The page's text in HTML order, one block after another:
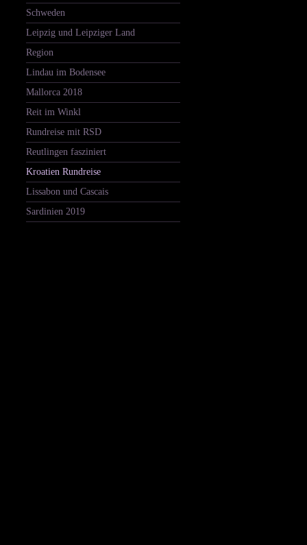
Schweden
Leipzig und Leipziger Land
Region
Lindau im Bodensee
Mallorca 2018
Reit im Winkl
Rundreise mit RSD
Reutlingen fasziniert
Kroatien Rundreise
Lissabon und Cascais
Sardinien 2019